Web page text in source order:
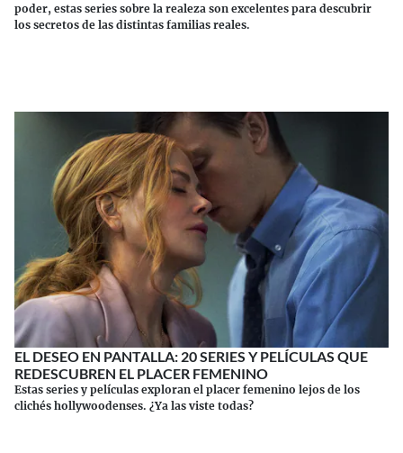
poder, estas series sobre la realeza son excelentes para descubrir
los secretos de las distintas familias reales.
EL DESEO EN PANTALLA: 20 SERIES Y PELÍCULAS QUE
REDESCUBREN EL PLACER FEMENINO
Estas series y películas exploran el placer femenino lejos de los
clichés hollywoodenses. ¿Ya las viste todas?